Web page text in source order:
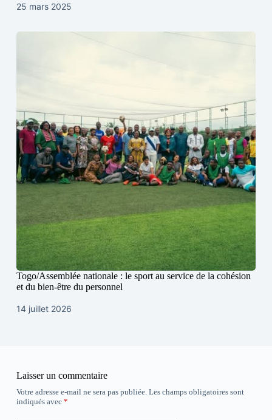
25 mars 2025
Togo/Assemblée nationale : le sport au service de la cohésion
et du bien-être du personnel
14 juillet 2026
Laisser un commentaire
Votre adresse e-mail ne sera pas publiée. Les champs obligatoires sont
indiqués avec *